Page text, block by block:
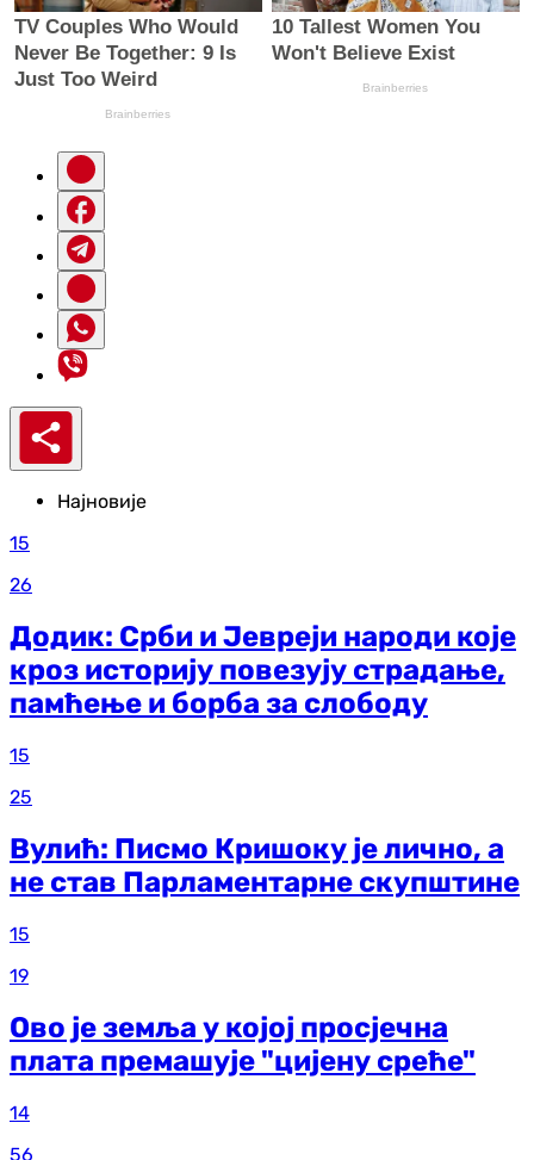
Најновије
15
26
Додик: Срби и Јевреји народи које
кроз историју повезују страдање,
памћење и борба за слободу
15
25
Вулић: Писмо Кришоку је лично, а
не став Парламентарне скупштине
15
19
Ово је земља у којој просјечна
плата премашује "цијену среће"
14
56